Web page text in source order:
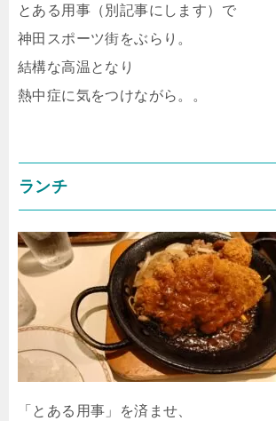
とある用事（別記事にします）で
神田スポーツ街をぶらり。
結構な高温となり
熱中症に気をつけながら。。
ランチ
「とある用事」を済ませ、